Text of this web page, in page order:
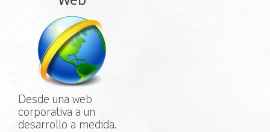
Desde una web
corporativa a un
desarrollo a medida.